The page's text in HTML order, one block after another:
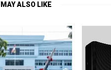
ALSO LIKE